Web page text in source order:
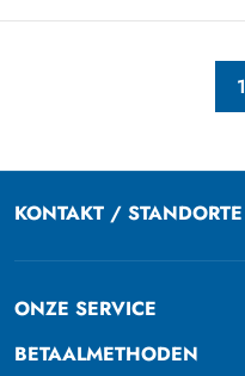
1
KONTAKT / STANDORTE
ONZE SERVICE
BETAALMETHODEN